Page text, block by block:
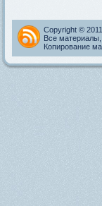
Copyright ©
Все
Копирование